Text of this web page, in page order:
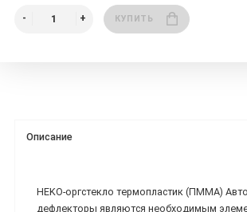
КУПИТЬ
Описание
HEKO-оргстекло термопластик (ПММА)
дефлекторы являются необходимым